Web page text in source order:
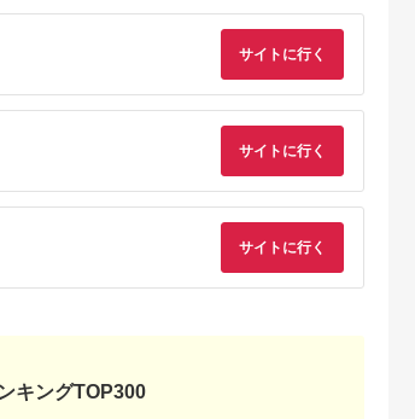
出典：ふるなび
出典：ふるさとチョ
サイトに行く
サイトに行く
サイトに行く
キングTOP300